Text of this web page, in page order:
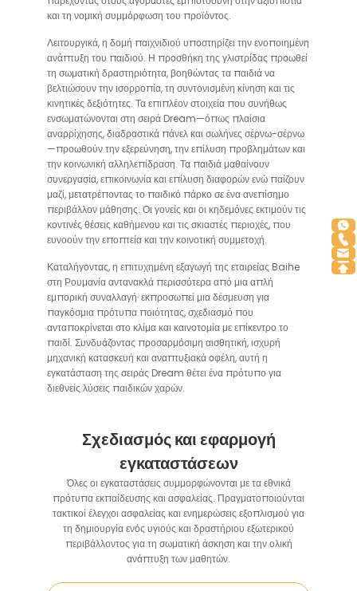
και τη νομική συμμόρφωση του προϊόντος.
Λειτουργικά, η δομή παιχνιδιού υποστηρίζει την ενοποιημένη
ανάπτυξη του παιδιού. Η προσθήκη της γλιστρίδας προωθεί
τη σωματική δραστηριότητα, βοηθώντας τα παιδιά να
βελτιώσουν την ισορροπία, τη συντονισμένη κίνηση και τις
κινητικές δεξιότητες. Τα επιπλέον στοιχεία που συνήθως
ενσωματώνονται στη σειρά Dream—όπως πλαίσια
αναρρίχησης, διαδραστικά πάνελ και σωλήνες σέρνω-σέρνω
—προωθούν την εξερεύνηση, την επίλυση προβλημάτων και
την κοινωνική αλληλεπίδραση. Τα παιδιά μαθαίνουν
συνεργασία, επικοινωνία και επίλυση διαφορών ενώ παίζουν
μαζί, μετατρέποντας το παιδικό πάρκο σε ένα ανεπίσημο
περιβάλλον μάθησης. Οι γονείς και οι κηδεμόνες εκτιμούν τις
κοντινές θέσεις καθήμενου και τις σκιαστές περιοχές, που
ευνοούν την εποπτεία και την κοινοτική συμμετοχή.
Καταλήγοντας, η επιτυχημένη εξαγωγή της εταιρείας Baihe
στη Ρουμανία αντανακλά περισσότερα από μια απλή
εμπορική συναλλαγή· εκπροσωπεί μια δέσμευση για
παγκόσμια πρότυπα ποιότητας, σχεδιασμό που
ανταποκρίνεται στο κλίμα και καινοτομία με επίκεντρο το
παιδί. Συνδυάζοντας προσαρμόσιμη αισθητική, ισχυρή
μηχανική κατασκευή και αναπτυξιακά οφέλη, αυτή η
εγκατάσταση της σειράς Dream θέτει ένα πρότυπο για
διεθνείς λύσεις παιδικών χαρών.
Σχεδιασμός και εφαρμογή
εγκαταστάσεων
Όλες οι εγκαταστάσεις συμμορφώνονται με τα εθνικά
πρότυπα εκπαίδευσης και ασφαλείας. Πραγματοποιούνται
τακτικοί έλεγχοι ασφαλείας και ενημερώσεις εξοπλισμού για
τη δημιουργία ενός υγιούς και δραστήριου εξωτερικού
περιβάλλοντος για τη σωματική άσκηση και την ολική
ανάπτυξη των μαθητών.